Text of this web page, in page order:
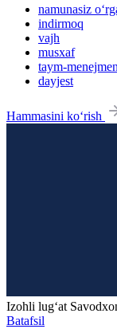
namunasiz
indirmoq
vajh
musxaf
taym-
dayjest
Hammasini ko‘rish
Izohli lugʻat
Batafsil